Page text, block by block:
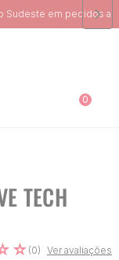
acima de R$ 399,00
0
TECH
☆ (0) Ver avaliações